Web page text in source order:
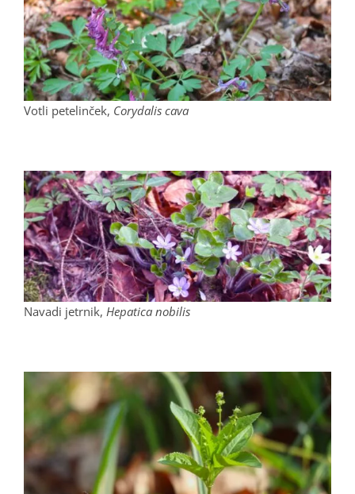
Votli petelinček, Corydalis cava
Navadi jetrnik, Hepatica nobilis